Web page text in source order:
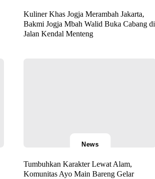
Kuliner Khas Jogja Merambah Jakarta,
Bakmi Jogja Mbah Walid Buka Cabang di
Jalan Kendal Menteng
News
Tumbuhkan Karakter Lewat Alam,
Komunitas Ayo Main Bareng Gelar